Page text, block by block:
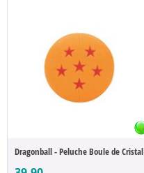
Dragonball - Peluche Boule de Cristal